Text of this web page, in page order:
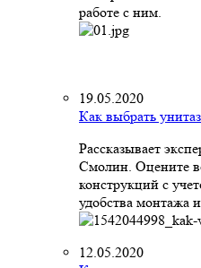
работе с ним.
19.05.2020
Как выбрать
Рассказывает
Смолин. Оцените
конструкций с
удобства монтажа
12.05.2020